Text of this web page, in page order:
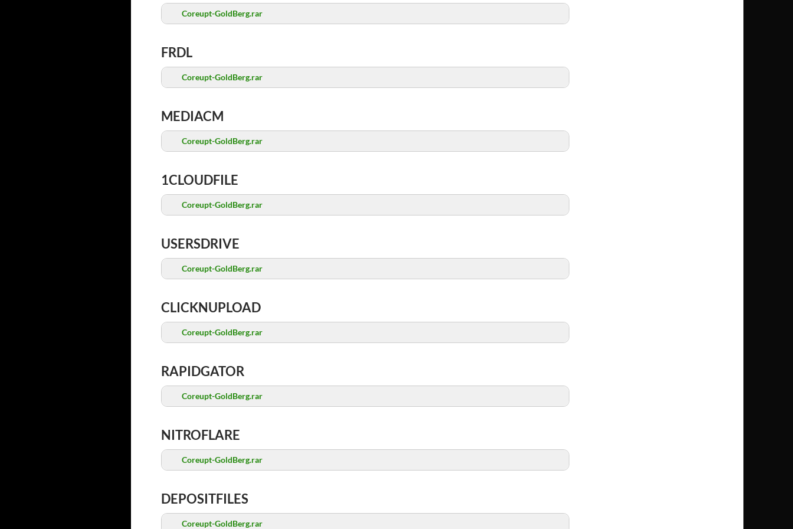
Coreupt-GoldBerg.rar
FRDL
Coreupt-GoldBerg.rar
MEDIACM
Coreupt-GoldBerg.rar
1CLOUDFILE
Coreupt-GoldBerg.rar
USERSDRIVE
Coreupt-GoldBerg.rar
CLICKNUPLOAD
Coreupt-GoldBerg.rar
RAPIDGATOR
Coreupt-GoldBerg.rar
NITROFLARE
Coreupt-GoldBerg.rar
DEPOSITFILES
Coreupt-GoldBerg.rar